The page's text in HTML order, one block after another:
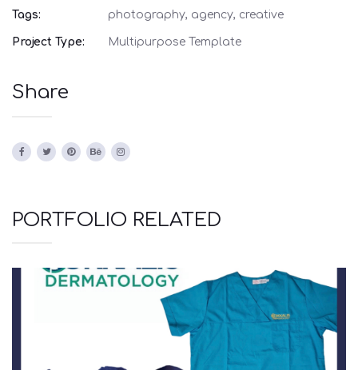
Tags: photography, agency, creative
Project Type: Multipurpose Template
Share
PORTFOLIO RELATED